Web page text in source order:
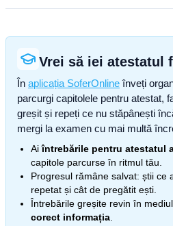
Vrei să iei atestatul
În aplicația SoferOnline înveți
parcurgi capitolele pentru atestat,
greșit și repeți ce nu stăpânești
mergi la examen cu mai multă
Aiîntrebările pentru atestatul
capitole parcurse în ritmul tău.
Progresul rămâne salvat: știi ce
repetat și cât de pregătit ești.
Întrebările greșite revin în
corect informația